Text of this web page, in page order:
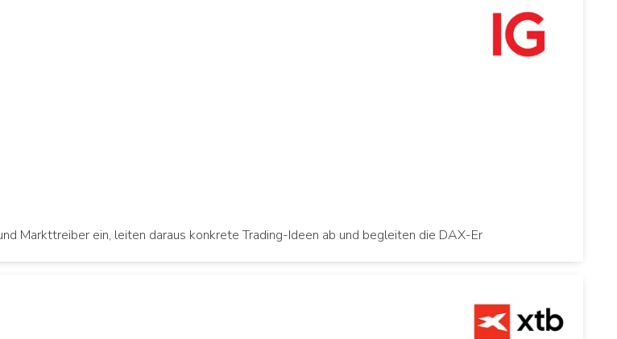
Markttreiber ein, leiten daraus konkrete Trading-Ideen ab und begleiten die DAX-Er